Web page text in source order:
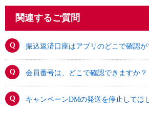
関連するご質問
振込返済口座はアプリのどこで確認が
会員番号は、どこで確認できますか？
キャンペーンDMの発送を停止してほ